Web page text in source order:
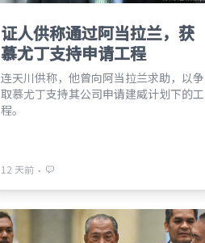
证人供称通过阿当拉兰，获
慕尤丁支持申请工程
连天川供称，他曾向阿当拉兰求助，以争
取慕尤丁支持其公司申请建威计划下的工
程。
12 天前 ⋅